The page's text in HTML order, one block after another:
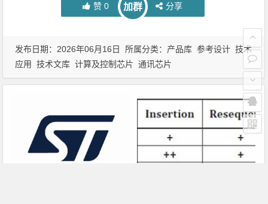
赞 0 加群 分享
发布日期：2026年06月16日 所属分类： 产品库 参考设计 技术
应用 技术文库 计算及控制芯片 通讯芯片